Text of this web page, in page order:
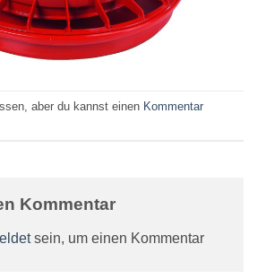
aber du kannst einen Kommentar
Kommentar
sein, um einen Kommentar